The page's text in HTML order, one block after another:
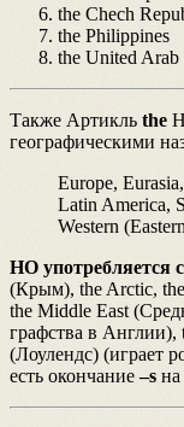
the Chech
the Philippines
the United Arab
Также Артикль the
географическими
Europe,
Latin America,
Western
НО употребляется
(Крым), the Arctic,
the Middle East
графства в Англии),
(Лоулендс) (играет
есть окончание–s на